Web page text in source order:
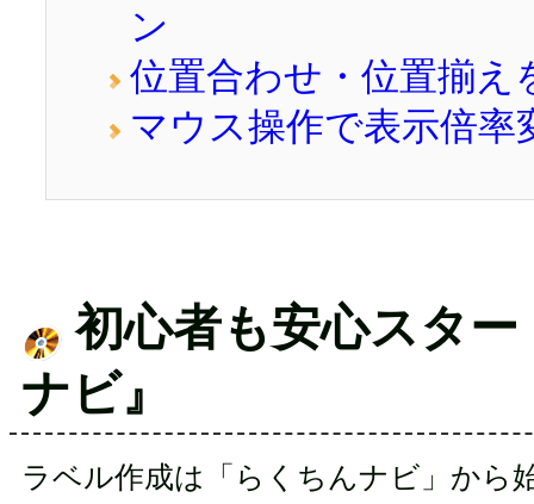
ン
位置合わせ・位置揃え
マウス操作で表示倍率
初心者も安心スタ
ナビ』
ラベル作成は「らくちんナビ」から